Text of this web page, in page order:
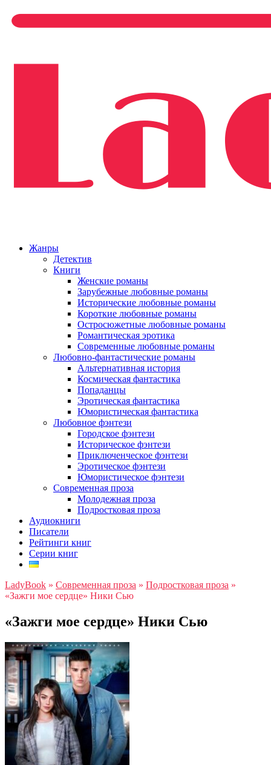
Жанры
Детектив
Книги
Женские романы
Зарубежные любовные романы
Исторические любовные романы
Короткие любовные романы
Остросюжетные любовные романы
Романтическая эротика
Современные любовные романы
Любовно-фантастические романы
Альтернативная история
Космическая фантастика
Попаданцы
Эротическая фантастика
Юмористическая фантастика
Любовное фэнтези
Городское фэнтези
Историческое фэнтези
Приключенческое фэнтези
Эротическое фэнтези
Юмористическое фэнтези
Современная проза
Молодежная проза
Подростковая проза
Аудиокниги
Писатели
Рейтинги книг
Серии книг
LadyBook » Современная проза » Подростковая проза »
«Зажги мое сердце» Ники Сью
«Зажги мое сердце» Ники Сью